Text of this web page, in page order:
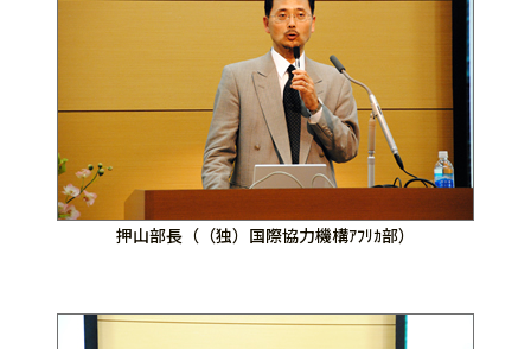
押山部長（（独）国際協力機構ｱﾌﾘｶ部）